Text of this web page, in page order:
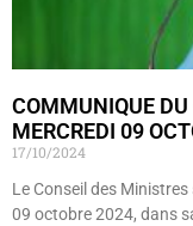
COMMUNIQUE
MERCREDI 09
17/10/2024
Le Conseil des
09 octobre 2024, dans